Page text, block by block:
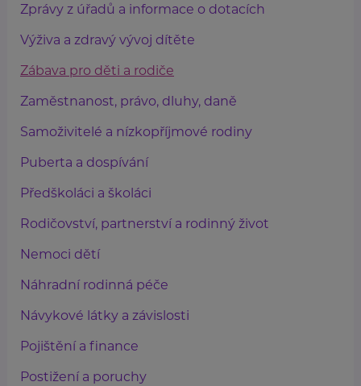
Zprávy z úřadů a informace o dotacích
Výživa a zdravý vývoj dítěte
Zábava pro děti a rodiče
Zaměstnanost, právo, dluhy, daně
Samoživitelé a nízkopříjmové rodiny
Puberta a dospívání
Předškoláci a školáci
Rodičovství, partnerství a rodinný život
Nemoci dětí
Náhradní rodinná péče
Návykové látky a závislosti
Pojištění a finance
Postižení a poruchy